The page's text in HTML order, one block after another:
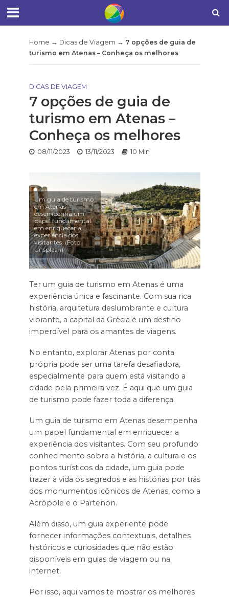
Home → Dicas de Viagem → 7 opções de guia de
turismo em Atenas – Conheça os melhores
DICAS DE VIAGEM
7 opções de guia de
turismo em Atenas –
Conheça os melhores
08/11/2023 13/11/2023 10 Min
Um guia de turismo
em Atenas
desempenha um
papel fundamental
em enriquecer a
experiência dos
visitantes. (Foto:
Unsplash)
Ter um guia de turismo em Atenas é uma
experiência única e fascinante. Com sua rica
história, arquitetura deslumbrante e cultura
vibrante, a capital da Grécia é um destino
imperdível para os amantes de viagens.
No entanto, explorar Atenas por conta
própria pode ser uma tarefa desafiadora,
especialmente para quem está visitando a
cidade pela primeira vez. É aqui que um guia
de turismo pode fazer toda a diferença.
Um guia de turismo em Atenas desempenha
um papel fundamental em enriquecer a
experiência dos visitantes. Com seu profundo
conhecimento sobre a história, a cultura e os
pontos turísticos da cidade, um guia pode
trazer à vida os segredos e as histórias por trás
dos monumentos icônicos de Atenas, como a
Acrópole e o Partenon.
Além disso, um guia experiente pode
fornecer informações contextuais, detalhes
históricos e curiosidades que não estão
disponíveis em guias de viagem ou na
internet.
Por isso, aqui vamos te mostrar os melhores